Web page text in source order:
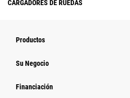
CARGADORES DE RUEDAS
Productos
Su Negocio
Financiación